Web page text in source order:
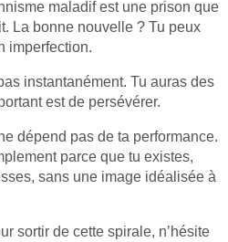
maladif est une prison que
La bonne nouvelle ? Tu peux
imperfection.
instantanément. Tu auras des
est de persévérer.
dépend pas de ta performance.
parce que tu existes,
sans une image idéalisée à
sortir de cette spirale, n’hésite